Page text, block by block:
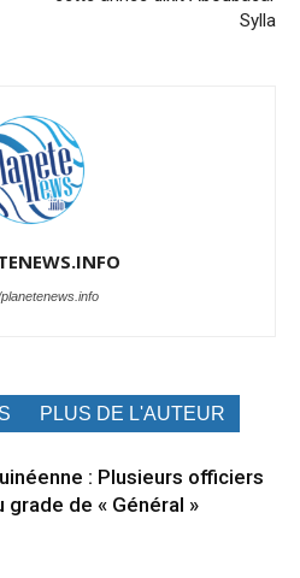
Sylla
PLUS DE L'AUTEUR
: Plusieurs officiers
grade de « Général »